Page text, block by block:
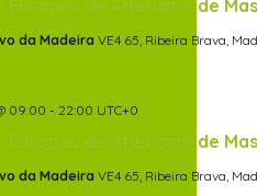
Europeu de Atletismo de
da Madeira VE4 65, Ribeira Brava,
Europeu de Atletismo de
09:00 - 22:00 UTC+0
da Madeira VE4 65, Ribeira Brava,